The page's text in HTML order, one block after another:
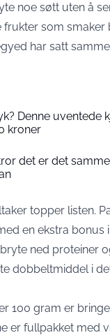
noe søtt uten å
frukter som
har satt
Denne uventede
kroner
det er det
topper listen.
en ekstra bonus
ned proteiner
dobbeltmiddel i
100 gram er
er fullpakket med